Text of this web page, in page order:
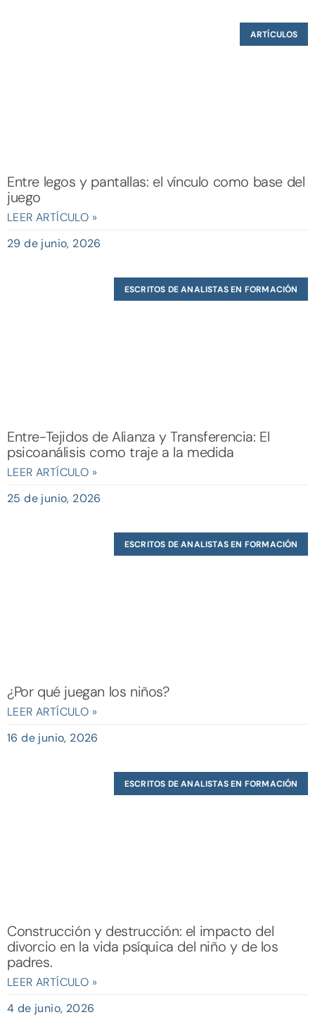
ARTÍCULOS
Entre legos y pantallas: el vínculo como base del
juego
LEER ARTÍCULO »
29 de junio, 2026
ESCRITOS DE ANALISTAS EN FORMACIÓN
Entre-Tejidos de Alianza y Transferencia: El
psicoanálisis como traje a la medida
LEER ARTÍCULO »
25 de junio, 2026
ESCRITOS DE ANALISTAS EN FORMACIÓN
¿Por qué juegan los niños?
LEER ARTÍCULO »
16 de junio, 2026
ESCRITOS DE ANALISTAS EN FORMACIÓN
Construcción y destrucción: el impacto del
divorcio en la vida psíquica del niño y de los
padres.
LEER ARTÍCULO »
4 de junio, 2026